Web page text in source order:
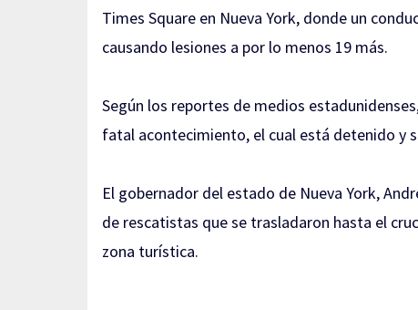
Times Square en Nueva York, donde un
causando lesiones a por lo menos 19 más.
Según los reportes de medios
fatal acontecimiento, el cual está detenido y
El gobernador del estado de Nueva York,
de rescatistas que se trasladaron hasta el
zona turística.